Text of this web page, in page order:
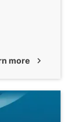
more chevron_right